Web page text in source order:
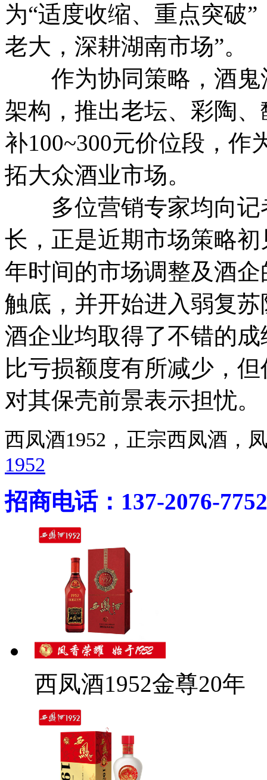
为“适度收缩、重点突破
老大，深耕湖南市场”。
作为协同策略，酒鬼
架构，推出老坛、彩陶
补100~300元价位段，作
拓大众酒业市场。
多位营销专家均向记
长，正是近期市场策略
年时间的市场调整及酒
触底，并开始进入弱复
酒企业均取得了不错的
比亏损额度有所减少，
对其保壳前景表示担忧。
西凤酒1952，正宗西凤酒
1952
招商电话：137-2076-7752
西凤酒1952金尊20年